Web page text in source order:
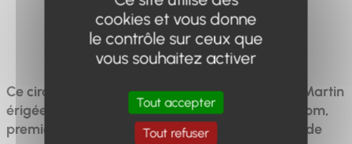
Difficulté
Facile
Ce circuit permet d'atteindre la chapelle Saint-Martin
érigée au pied de l'imposant rocher du même nom,
première église paroissiale du village de La Garde
cookies et vous donne
le contrôle sur ceux que
vous souhaitez activer
Tout accepter
Tout refuser